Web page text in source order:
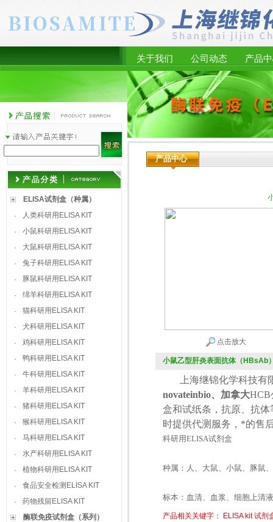
关于我们 公司动态 产品
ELISA试剂盒（种属）
·
人类科研用ELISA KIT
·
小鼠科研用ELISA KIT
·
大鼠科研用ELISA KIT
·
兔子科研用ELISA KIT
·
豚鼠科研用ELISA KIT
·
绵羊科研用ELISA KIT
·
猫科研用ELISA KIT
·
犬科研用ELISA KIT
·
鸡科研用ELISA KIT
·
鸭科研用ELISA KIT
·
牛科研用ELISA KIT
·
羊科研用ELISA KIT
·
猪科研用ELISA KIT
·
猴科研用ELISA KIT
·
马科研用ELISA KIT
·
水产科研用ELISA KIT
·
植物科研用ELISA KIT
·
食品安全检测ELISA KIT
·
药物残留ELISA KIT
酶联免疫试剂盒（系列）
产品中心
点击放大
小鼠乙型肝炎表面抗体（HBsAb
上海继锦化学科技有
novateinbio、加拿大HCB
盒和试纸条，抗原、抗
时提供代测服务，*的售
科研用ELISA试剂盒
种属：人、大鼠、小鼠、豚鼠
标本：血清、血浆、细胞上清
产品相关关键字： ELISA kit 试剂